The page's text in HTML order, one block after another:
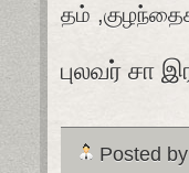
தம் ,
புலவர் சா
Posted by